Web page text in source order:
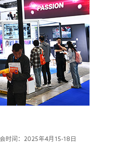
时间：2025年4月15-18日